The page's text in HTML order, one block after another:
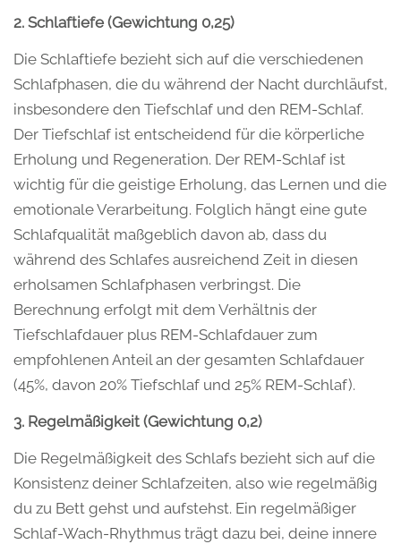
2. Schlaftiefe (Gewichtung 0,25)
Die Schlaftiefe bezieht sich auf die verschiedenen
Schlafphasen, die du während der Nacht durchläufst,
insbesondere den Tiefschlaf und den REM-Schlaf.
Der Tiefschlaf ist entscheidend für die körperliche
Erholung und Regeneration. Der REM-Schlaf ist
wichtig für die geistige Erholung, das Lernen und die
emotionale Verarbeitung. Folglich hängt eine gute
Schlafqualität maßgeblich davon ab, dass du
während des Schlafes ausreichend Zeit in diesen
erholsamen Schlafphasen verbringst. Die
Berechnung erfolgt mit dem Verhältnis der
Tiefschlafdauer plus REM-Schlafdauer zum
empfohlenen Anteil an der gesamten Schlafdauer
(45%, davon 20% Tiefschlaf und 25% REM-Schlaf).
3. Regelmäßigkeit (Gewichtung 0,2)
Die Regelmäßigkeit des Schlafs bezieht sich auf die
Konsistenz deiner Schlafzeiten, also wie regelmäßig
du zu Bett gehst und aufstehst. Ein regelmäßiger
Schlaf-Wach-Rhythmus trägt dazu bei, deine innere